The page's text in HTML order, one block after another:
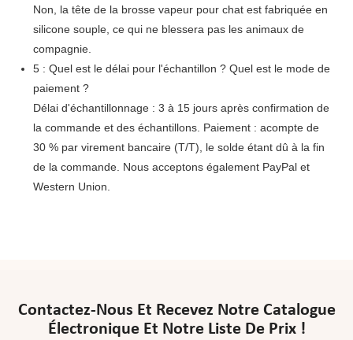
Non, la tête de la brosse vapeur pour chat est fabriquée en
silicone souple, ce qui ne blessera pas les animaux de
compagnie.
5 : Quel est le délai pour l'échantillon ? Quel est le mode de
paiement ?
Délai d'échantillonnage : 3 à 15 jours après confirmation de
la commande et des échantillons. Paiement : acompte de
30 % par virement bancaire (T/T), le solde étant dû à la fin
de la commande. Nous acceptons également PayPal et
Western Union.
Contactez-Nous Et Recevez Notre Catalogue
Électronique Et Notre Liste De Prix !